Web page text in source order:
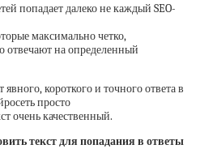
попадает далеко не каждый SEO-
максимально четко,
отвечают на определенный
короткого и точного ответа в
просто
очень качественный.
текст для попадания в ответы